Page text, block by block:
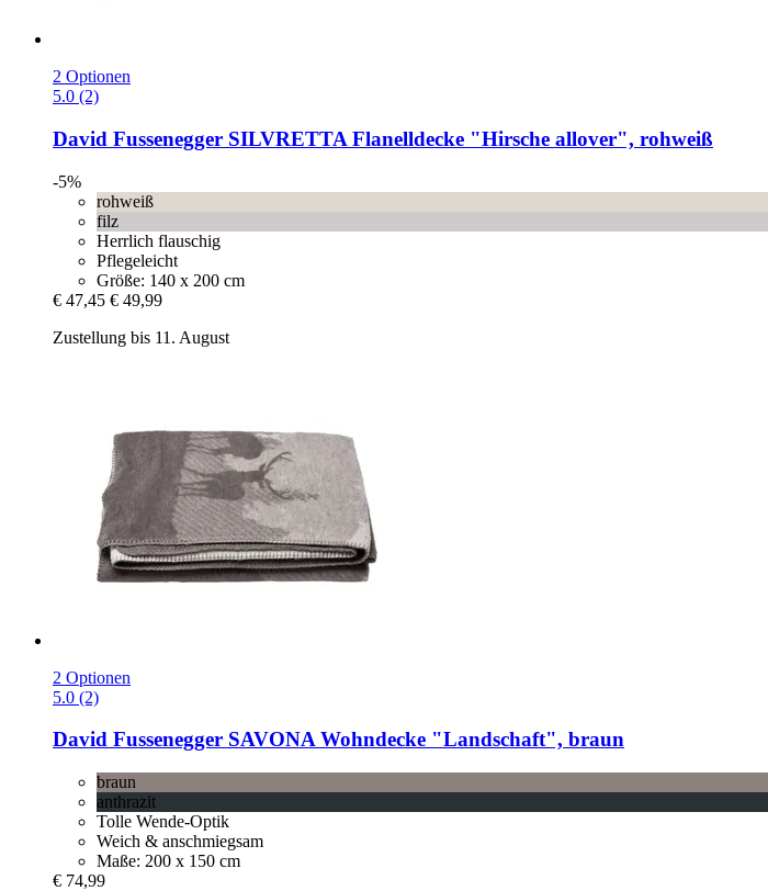
2 Optionen
5.0 (2)
David Fussenegger SILVRETTA Flanelldecke "Hirsche allover", rohweiß
-5%
rohweiß
filz
Herrlich flauschig
Pflegeleicht
Größe: 140 x 200 cm
€ 47,45 € 49,99
Zustellung bis 11. August
2 Optionen
5.0 (2)
David Fussenegger SAVONA Wohndecke "Landschaft", braun
braun
anthrazit
Tolle Wende-Optik
Weich & anschmiegsam
Maße: 200 x 150 cm
€ 74,99